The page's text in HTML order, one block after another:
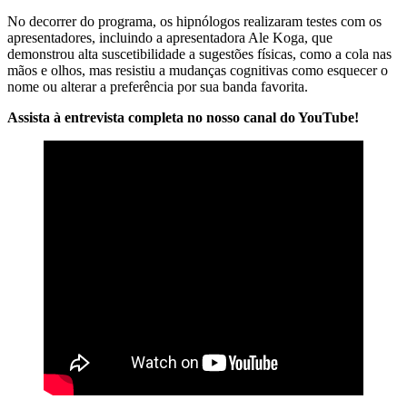
No decorrer do programa, os hipnólogos realizaram testes com os
apresentadores, incluindo a apresentadora Ale Koga, que
demonstrou alta suscetibilidade a sugestões físicas, como a cola nas
mãos e olhos, mas resistiu a mudanças cognitivas como esquecer o
nome ou alterar a preferência por sua banda favorita.
Assista à entrevista completa no nosso canal do YouTube!